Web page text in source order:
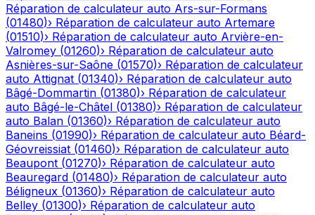
Réparation de calculateur auto Ars-sur-Formans
(01480)› Réparation de calculateur auto Artemare
(01510)› Réparation de calculateur auto Arvière-en-
Valromey (01260)› Réparation de calculateur auto
Asnières-sur-Saône (01570)› Réparation de calculateur
auto Attignat (01340)› Réparation de calculateur auto
Bâgé-Dommartin (01380)› Réparation de calculateur
auto Bâgé-le-Châtel (01380)› Réparation de calculateur
auto Balan (01360)› Réparation de calculateur auto
Baneins (01990)› Réparation de calculateur auto Béard-
Géovreissiat (01460)› Réparation de calculateur auto
Beaupont (01270)› Réparation de calculateur auto
Beauregard (01480)› Réparation de calculateur auto
Béligneux (01360)› Réparation de calculateur auto
Belley (01300)› Réparation de calculateur auto